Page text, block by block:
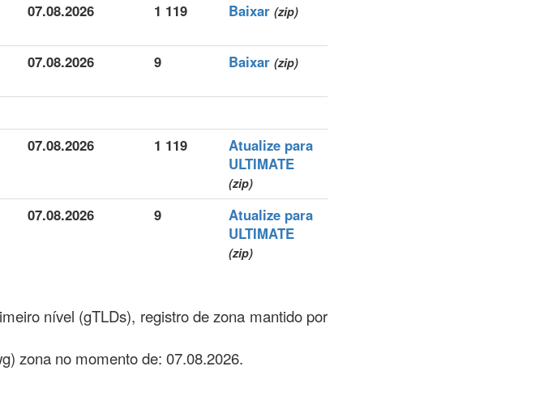
07.08.2026 1 119 Baixar (zip)
07.08.2026 9 Baixar (zip)
07.08.2026 1 119
Atualize para
ULTIMATE
(zip)
07.08.2026 9
Atualize para
ULTIMATE
(zip)
nível (gTLDs), registro de zona mantido por
zona no momento de: 07.08.2026.